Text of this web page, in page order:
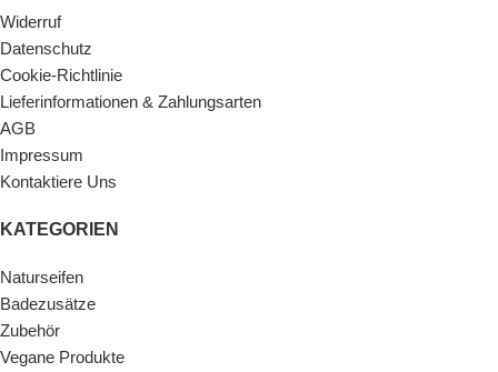
Widerruf
Datenschutz
Cookie-Richtlinie
Lieferinformationen & Zahlungsarten
AGB
Impressum
Kontaktiere Uns
KATEGORIEN
Naturseifen
Badezusätze
Zubehör
Vegane Produkte